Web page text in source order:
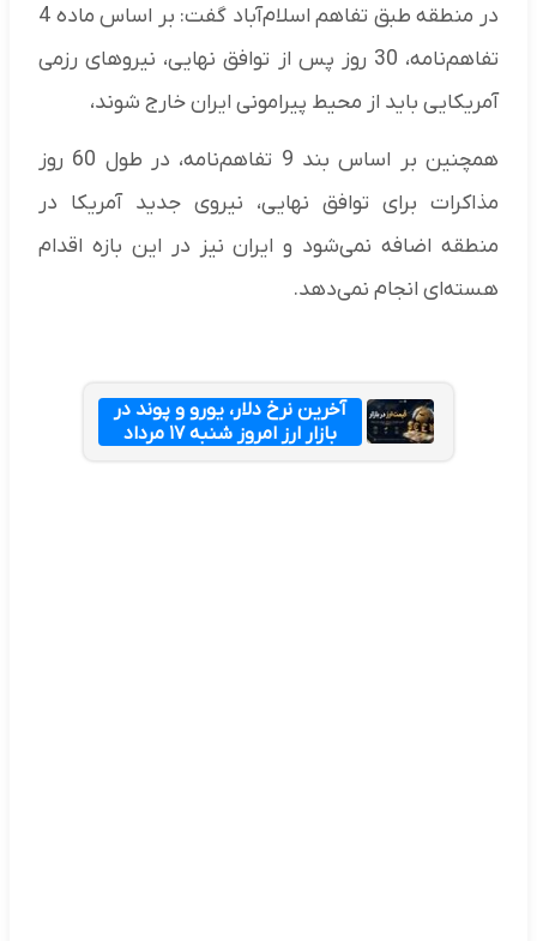
در منطقه طبق تفاهم اسلام‌آباد گفت: بر اساس ماده 4
تفاهم‌نامه، 30 روز پس از توافق نهایی، نیروهای رزمی
آمریکایی باید از محیط پیرامونی ایران خارج شوند،
همچنین بر اساس بند 9 تفاهم‌نامه، در طول 60 روز
مذاکرات برای توافق نهایی، نیروی جدید آمریکا در
منطقه اضافه نمی‌شود و ایران نیز در این بازه اقدام
هسته‌ای انجام نمی‌دهد.
آخرین نرخ دلار، یورو و پوند در
بازار ارز امروز شنبه ۱۷ مرداد